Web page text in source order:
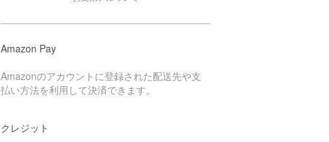
Amazon Pay
Amazonのアカウントに登録された配送先や支
払い方法を利用して決済できます。
クレジット